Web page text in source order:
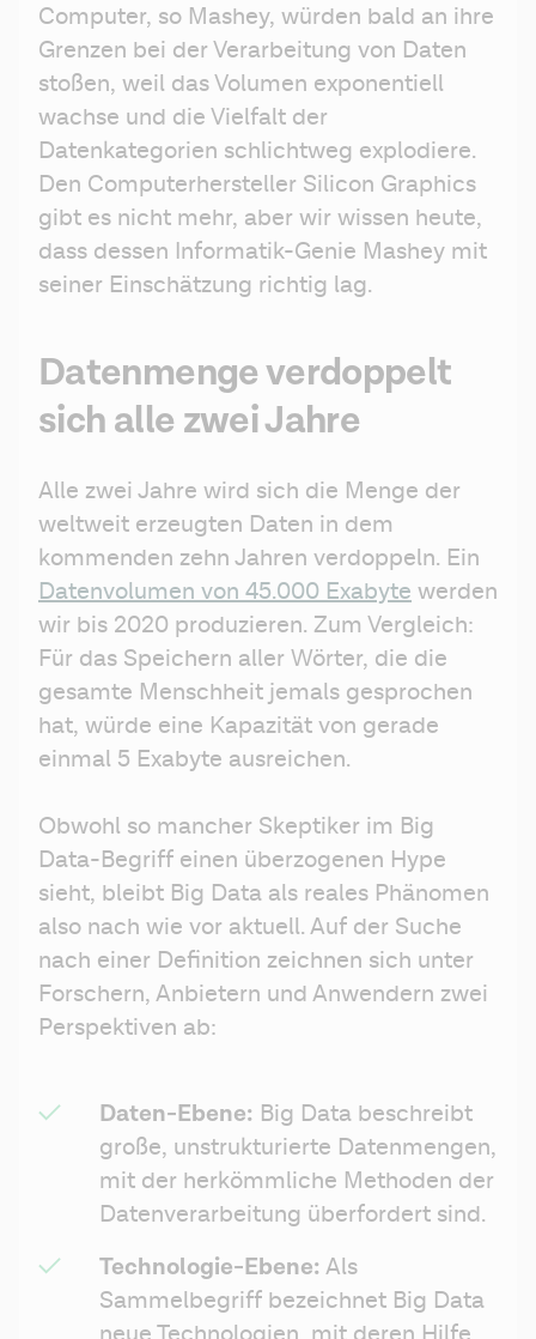
Computer, so Mashey, würden bald an ihre
Grenzen bei der Verarbeitung von Daten
stoßen, weil das Volumen exponentiell
wachse und die Vielfalt der
Datenkategorien schlichtweg explodiere.
Den Computerhersteller Silicon Graphics
gibt es nicht mehr, aber wir wissen heute,
dass dessen Informatik-Genie Mashey mit
seiner Einschätzung richtig lag.
Datenmenge verdoppelt
sich alle zwei Jahre
Alle zwei Jahre wird sich die Menge der
weltweit erzeugten Daten in dem
Datenvolumen von 45.000 Exabyte werden
wir bis 2020 produzieren. Zum Vergleich:
Für das Speichern aller Wörter, die die
gesamte Menschheit jemals gesprochen
hat, würde eine Kapazität von gerade
einmal 5 Exabyte ausreichen.
Obwohl so mancher Skeptiker im Big
Data-Begriff einen überzogenen Hype
sieht, bleibt Big Data als reales Phänomen
also nach wie vor aktuell. Auf der Suche
nach einer Definition zeichnen sich unter
Forschern, Anbietern und Anwendern zwei
Perspektiven ab:
Daten-Ebene: Big Data beschreibt
große, unstrukturierte Datenmengen,
mit der herkömmliche Methoden der
Datenverarbeitung überfordert sind.
Technologie-Ebene: Als
Sammelbegriff bezeichnet Big Data